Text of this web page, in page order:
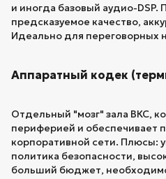
и иногда базовый аудио-
предсказуемое качество,
Идеально для переговорных
Аппаратный кодек
Отдельный "мозг" зала ВКС,
периферией и обеспечивает
корпоративной сети. Плюсы:
политика безопасности,
больший бюджет,